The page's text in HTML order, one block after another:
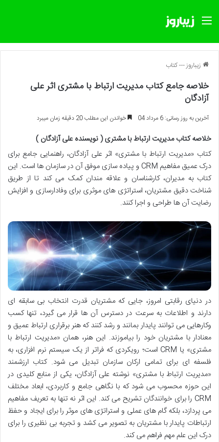
منو
زیباروز---کتاب
خلاصه جامع کتاب مدیریت ارتباط با مشتری اثر علی
آزادگان
آخرین به روز رسانی: 6 مرداد 04 خواندن این مطلب 20 دقیقه زمان میبرد
خلاصه کتاب مدیریت ارتباط با مشتری ( نویسنده علی آزادگان )
کتاب «مدیریت ارتباط با مشتری» اثر علی آزادگان، راهنمایی جامع برای
درک عمیق مفاهیم CRM و پیاده سازی موفق آن در سازمان ها است. این
کتاب به مدیران، کارشناسان و علاقه مندان کمک می کند تا از طریق
شناخت دقیق مشتریان، استراتژی های موثری برای وفادارسازی و افزایش
رضایت آن ها طراحی و اجرا کنند.
در دنیای رقابتی امروز، جایی که مشتریان قدرت انتخاب بی سابقه ای
دارند و اطلاعات به سرعت در دسترس آن ها قرار می گیرد، تنها کسب
وکارهایی می توانند پایدار بمانند و رشد کنند که هنر برقراری ارتباط عمیق و
معنادار با مشتریان خود را بیاموزند. این هنر، همان «مدیریت ارتباط با
مشتری» یا CRM است؛ رویکردی که فراتر از یک سیستم نرم افزاری، به
فلسفه ای برای تمامی ارکان سازمان تبدیل می شود. کتاب ارزشمند
«مدیریت ارتباط با مشتری» نوشته علی آزادگان، یکی از منابع کلیدی در
این حوزه محسوب می شود که با نگاهی جامع و کاربردی، ابعاد مختلف
CRM را برای خوانندگان تشریح می کند. این اثر نه تنها به تعریف مفاهیم
می پردازد، بلکه گام های عملی و استراتژی های موثر را برای ایجاد و حفظ
ارتباطات پایدار با مشتریان به تصویر می کشد و تجربه بی نظیری را برای
درک این علم مهم فراهم می کند.